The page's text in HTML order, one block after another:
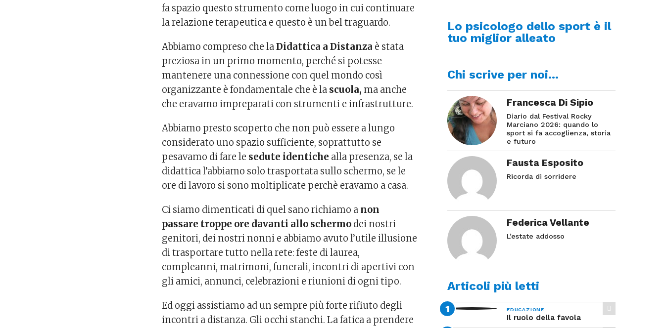
fa spazio questo strumento come luogo in cui continuare
la relazione terapeutica e questo è un bel traguardo.
Abbiamo compreso che laDidattica a Distanza è stata
preziosa in un primo momento, perché si potesse
mantenere una connessione con quel mondo così
organizzante è fondamentale che è la scuola, ma anche
che eravamo impreparati con strumenti e infrastrutture.
Abbiamo presto scoperto che non può essere a lungo
considerato uno spazio sufficiente, soprattutto se
pesavamo di fare le sedute identiche alla presenza, se la
didattica l’abbiamo solo trasportata sullo schermo, se le
ore di lavoro si sono moltiplicate perchè eravamo a casa.
Ci siamo dimenticati di quel sano richiamo a non
passare troppe ore davanti allo schermo dei nostri
genitori, dei nostri nonni e abbiamo avuto l’utile illusione
di trasportare tutto nella rete: feste di laurea,
compleanni, matrimoni, funerali, incontri di apertivi con
gli amici, annunci, celebrazioni e riunioni di ogni tipo.
Ed oggi assistiamo ad un sempre più forte rifiuto degli
incontri a distanza. Gli occhi stanchi. La fatica a prendere
Lo psicologo dello sport è il
tuo miglior alleato
Chi scrive per noi…
Francesca Di Sipio
Diario dal Festival Rocky
Marciano 2026: quando lo
sport si fa accoglienza, storia
e futuro
Fausta Esposito
Ricorda di sorridere
Federica Vellante
L’estate addosso
Articoli più letti
EDUCAZIONE
Il ruolo della favola